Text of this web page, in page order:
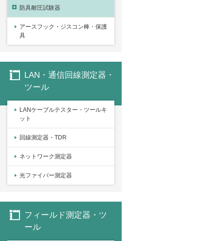
防具耐圧試験器
アースフック・ジスコン棒・保護
具
LAN・通信回線測定器・
ツール
LANケーブルテスター・ツールキ
ット
回線測定器・TDR
ネットワーク測定器
光ファイバー測定器
フィールド測定器・ツ
ール